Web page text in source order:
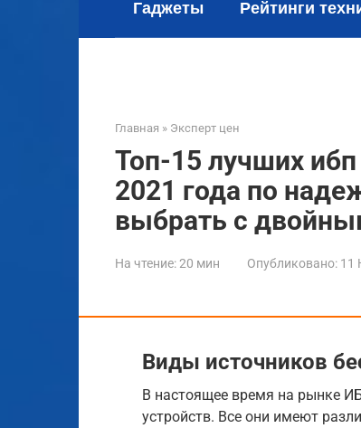
Гаджеты Рейтинги
Главная » Эксперт цен
Топ-15 лучших
2021 года по
выбрать с
На чтение:20 мин Опубликовано: 11
Виды источников
В настоящее время на рынке
устройств. Все они имеют